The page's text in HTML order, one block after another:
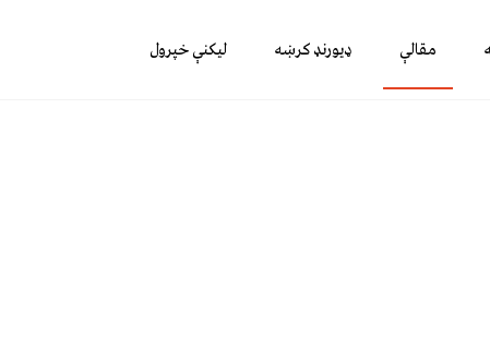
مقالې ډیورنډ کرښه لیکنې خپرول